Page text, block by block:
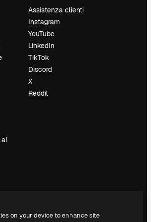
Assistenza clienti
Instagram
YouTube
LinkedIn
TikTok
Discord
X
Reddit
on your device to enhance site